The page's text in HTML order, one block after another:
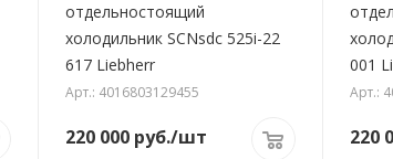
отдельностоящий
холодильник SCNsdc 525i-22
617 Liebherr
Арт.: 4016803129455
220 000 руб./шт
001
Арт.:
220